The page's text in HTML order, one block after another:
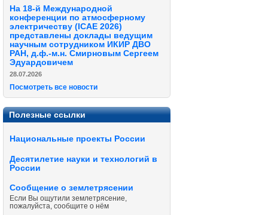
На 18-й Международной
конференции по атмосферному
электричеству (ICAE 2026)
представлены доклады ведущим
научным сотрудником ИКИР ДВО
РАН, д.ф.-м.н. Смирновым Сергеем
Эдуардовичем
28.07.2026
Посмотреть все новости
Полезные ссылки
Национальные проекты России
Десятилетие науки и технологий в
России
Сообщение о землетрясении
Если Вы ощутили землетрясение,
пожалуйста, сообщите о нём